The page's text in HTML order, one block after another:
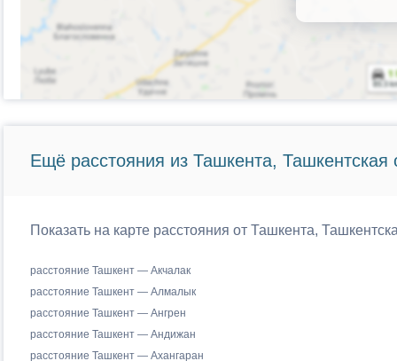
Ещё расстояния из Ташкента, Ташкентская
Показать на карте расстояния от Ташкента,
расстояние Ташкент — Акчалак
расстояние Ташкент — Алмалык
расстояние Ташкент — Ангрен
расстояние Ташкент — Андижан
расстояние Ташкент — Ахангаран